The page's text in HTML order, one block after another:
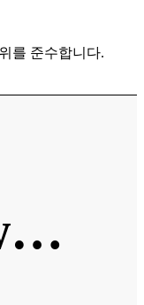
를 준수합니다.